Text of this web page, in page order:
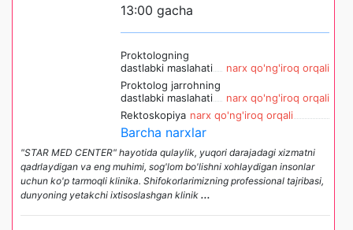
13:00 gacha
Proktologning
dastlabki maslahati
narx qo'ng'iroq orqali
Proktolog jarrohning
dastlabki maslahati
narx qo'ng'iroq orqali
Rektoskopiya narx qo'ng'iroq orqali
Barcha narxlar
"STAR MED CENTER" hayotida qulaylik, yuqori darajadagi xizmatni
qadrlaydigan va eng muhimi, sog'lom bo'lishni xohlaydigan insonlar
uchun ko'p tarmoqli klinika. Shifokorlarimizning professional tajribasi,
dunyoning yetakchi ixtisoslashgan klinik ...